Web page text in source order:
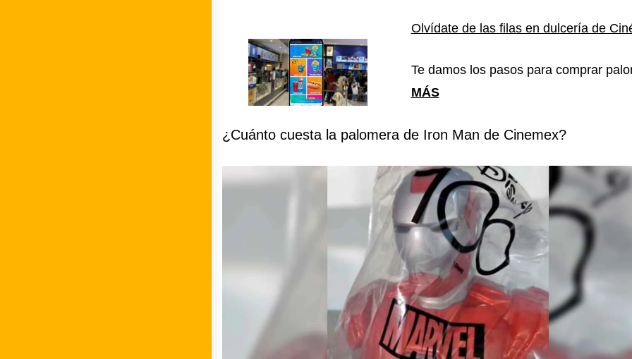
Olvídate de las filas en dulcería de
Te damos los pasos para comprar
MÁS
¿Cuánto cuesta la palomera de Iron Man de Cinemex?